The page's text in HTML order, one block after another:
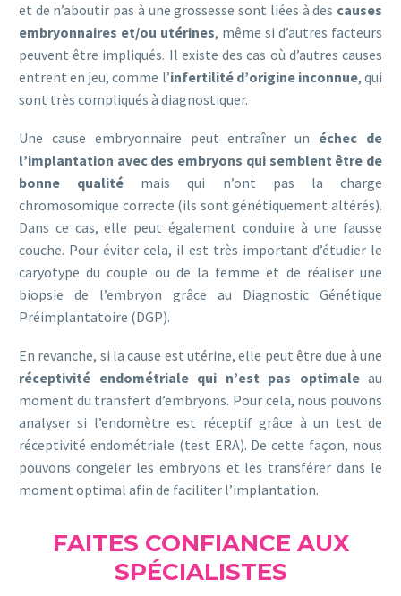
et de n’aboutir pas à une grossesse sont liées à des causes
embryonnaires et/ou utérines, même si d’autres facteurs
peuvent être impliqués. Il existe des cas où d’autres causes
entrent en jeu, comme l’infertilité d’origine inconnue, qui
sont très compliqués à diagnostiquer.
Une cause embryonnaire peut entraîner un échec de
l’implantation avec des embryons qui semblent être de
bonne qualité mais qui n’ont pas la charge
chromosomique correcte (ils sont génétiquement altérés).
Dans ce cas, elle peut également conduire à une fausse
couche. Pour éviter cela, il est très important d’étudier le
caryotype du couple ou de la femme et de réaliser une
biopsie de l’embryon grâce au Diagnostic Génétique
Préimplantatoire (DGP).
En revanche, si la cause est utérine, elle peut être due à une
réceptivité endométriale qui n’est pas optimaleau
moment du transfert d’embryons. Pour cela, nous pouvons
analyser si l’endomètre est réceptif grâce à un test de
réceptivité endométriale (test ERA). De cette façon, nous
pouvons congeler les embryons et les transférer dans le
moment optimal afin de faciliter l’implantation.
FAITES CONFIANCE AUX
SPÉCIALISTES